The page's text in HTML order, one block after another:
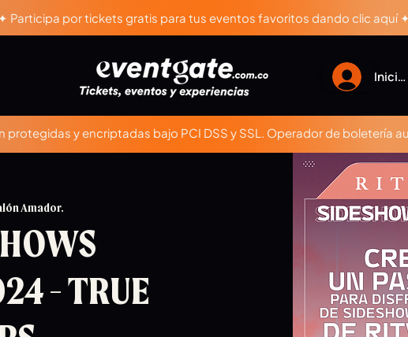
Participa por tickets gratis para tus eventos favoritos dando clic aquí ✦
protegidas y encriptadas bajo PCI DSS y SSL. Operador de boletería
Amador.
- TRUE